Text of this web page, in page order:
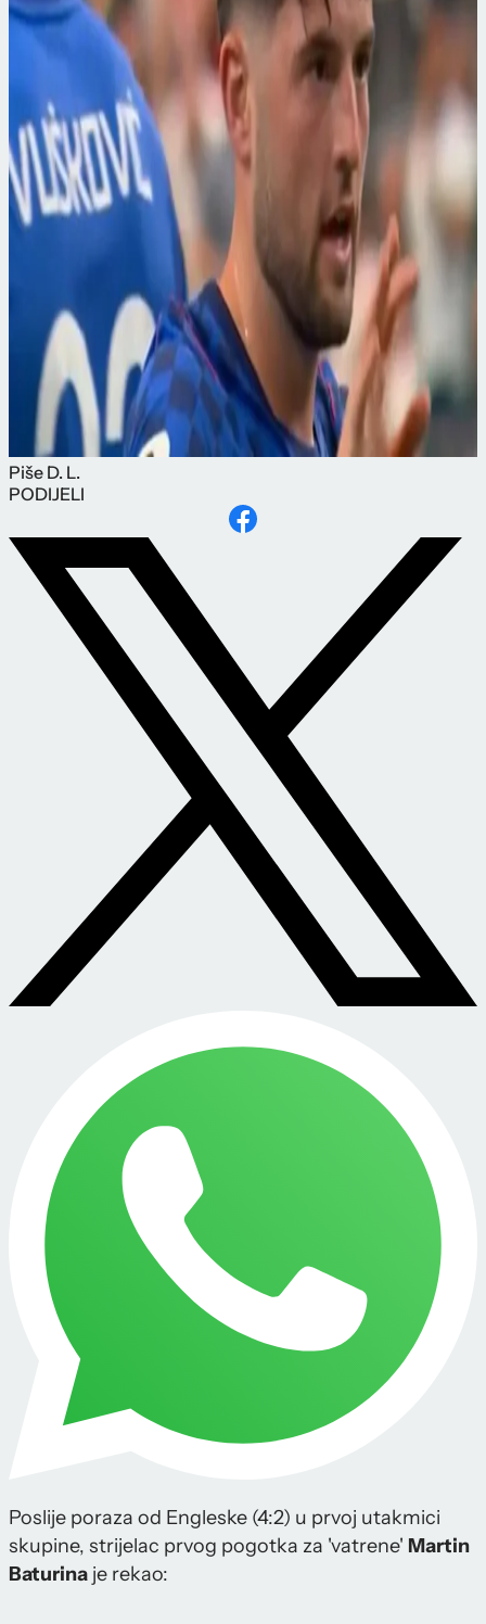
Piše D. L.
PODIJELI
Poslije poraza od Engleske (4:2) u prvoj utakmici
skupine, strijelac prvog pogotka za 'vatrene' Martin
Baturina je rekao: